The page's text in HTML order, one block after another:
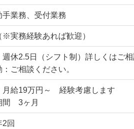
手業務、受付業務
※実務経験あれば歓迎）
週休2.5日（シフト制）詳しくはご相
ご相談ください。
月給19万円～ 経験考慮します
間 3ヶ月
2回